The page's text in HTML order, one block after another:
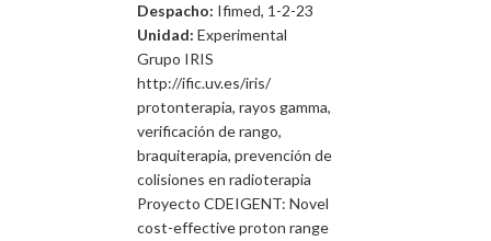
Despacho: Ifimed, 1-2-23
Unidad: Experimental
Grupo IRIS
http://ific.uv.es/iris/
protonterapia, rayos gamma,
verificación de rango,
braquiterapia, prevención de
colisiones en radioterapia
Proyecto CDEIGENT: Novel
cost-effective proton range